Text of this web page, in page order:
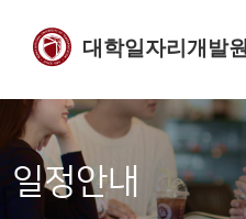
대학일자리개발원
일정안내